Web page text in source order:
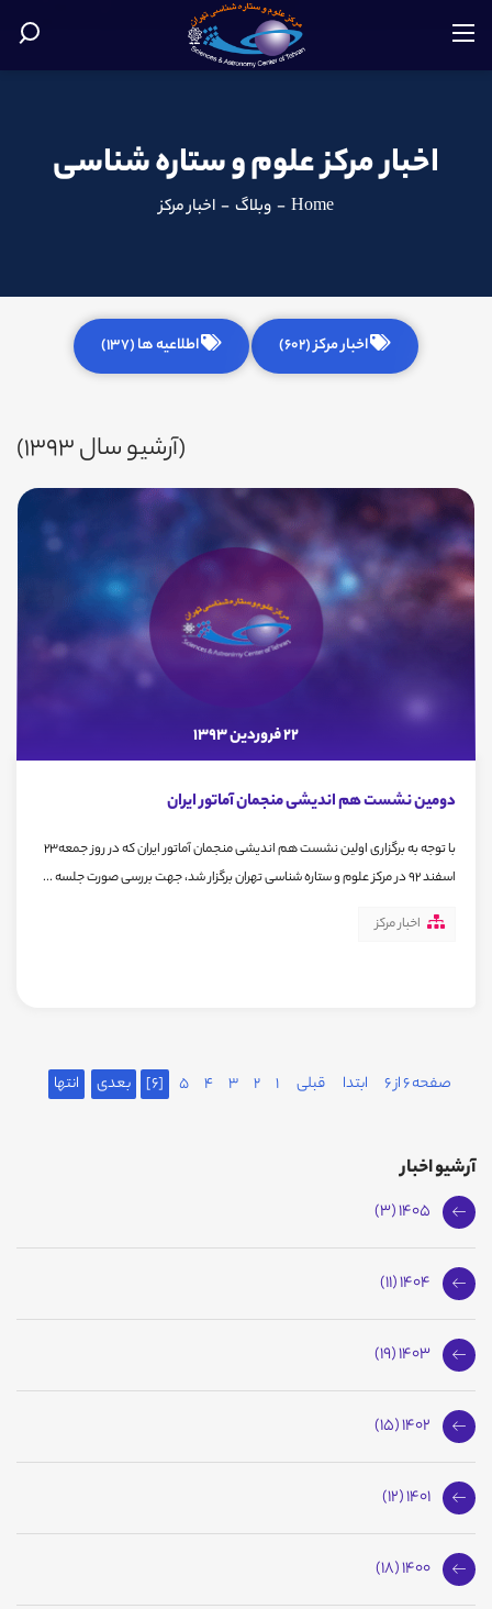
اخبار مرکز علوم و ستاره شناسی
Home
- وبلاگ - اخبار مرکز
اخبار مرکز (602) اطلاعیه ها (137)
(آرشیو سال 1393)
22 فروردین 1393
دومین نشست هم اندیشی منجمان آماتور ایران
با توجه به برگزاری اولین نشست هم اندیشی منجمان آماتور ایران که در روز جمعه23
اسفند 92 در مرکز علوم و ستاره شناسی تهران برگزار شد، جهت بررسی صورت جلسه ...
اخبار مرکز
صفحه 6 از 6 ابتدا قبلی 1
2
3
4
5
[6] بعدی انتها
آرشیو اخبار
1405 (3)
1404 (11)
1403 (19)
1402 (15)
1401 (12)
1400 (18)